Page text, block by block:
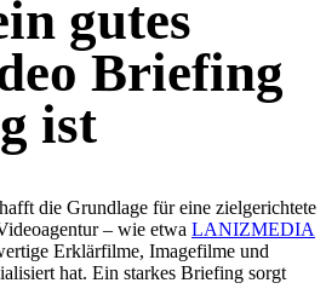
gutes
Briefing
ist
die Grundlage für eine zielgerichtete
– wie etwa LANIZMEDIA
Erklärfilme, Imagefilme und
hat. Ein starkes Briefing sorgt